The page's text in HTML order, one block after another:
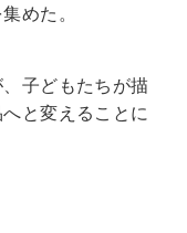
めた。
子どもたちが描
と変えることに